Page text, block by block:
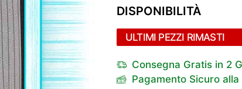
DISPONIBILITÀ
ULTIMI PEZZI RIMASTI
Consegna Gratis in 2
Pagamento Sicuro